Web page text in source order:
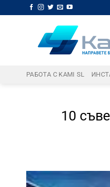
to
РАБОТА С KAMI SL
10